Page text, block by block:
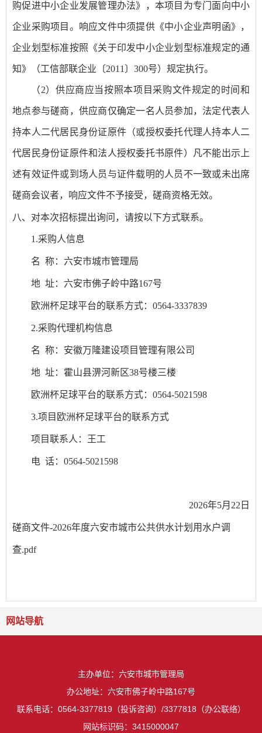
购促进中小企业发展管理办法》，本项目为专门面向中小
企业采购项目。响应文件中须提供《中小企业声明函》，
企业划型标准按照《关于印发中小企业划型标准规定的通
知》（工信部联企业〔2011〕300号）规定执行。
（2）供应商应当按照本项目采购文件规定的时间和
地点参与磋商，供应商仅确定一名人员参加，法定代表人
持本人二代居民身份证原件（或授权委托代理人持本人二
代居民身份证原件和法人授权委托书原件）凡不能出示上
述有效证件或到场人员与证件载明的人员不一致或未出席
磋商会议者，响应文件不予接受，磋商资格无效。
八、对本次招标提出询问，请按以下方式联系。
1.采购人信息
名 称： 六安市城市管理局
地 址： 六安市佛子岭中路167号
欧洲杯足球平台的联系方式： 0564-3337839
2.采购代理机构信息
名 称： 安徽万隆建设项目管理有限公司
地 址： 霍山县淠河新区38号楼三楼
欧洲杯足球平台的联系方式： 0564-5021598
3.项目欧洲杯足球平台的联系方式
项目联系人： 王工
电 话： 0564-5021598
2026年5月 22 日
磋商文件-2026年度六安市城市公共供水计划用水户调
查.pdf
网站导航
主办单位：六安市城市管理局
办公地址：六安市佛子岭中路167号
联系电话：0564-3377819（投诉咨询）/3377818（办公联络）
网站标识码：3415000047